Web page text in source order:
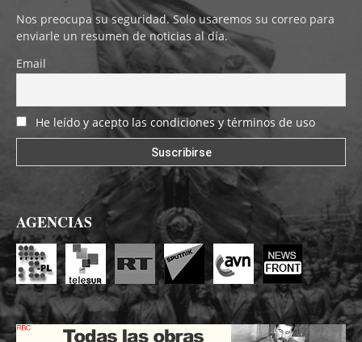
Nos preocupa su seguridad. Solo usaremos su correo para
enviarle un resumen de noticias al día.
Email
He leído y acepto las condiciones y términos de uso
AGENCIAS